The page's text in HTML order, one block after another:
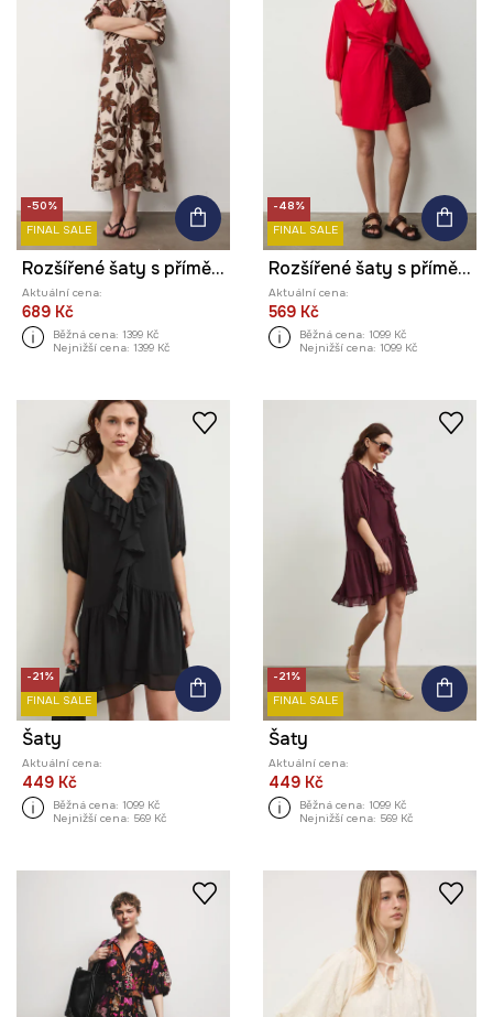
-50%
FINAL SALE
Rozšířené šaty s příměsí lnu
Aktuální cena:
689 Kč
Běžná cena: 1399 Kč
Nejnižší cena: 1399 Kč
-48%
FINAL SALE
Rozšířené šaty s příměsí lnu
Aktuální cena:
569 Kč
Běžná cena: 1099 Kč
Nejnižší cena: 1099 Kč
-21%
FINAL SALE
Šaty
Aktuální cena:
449 Kč
Běžná cena: 1099 Kč
Nejnižší cena: 569 Kč
-21%
FINAL SALE
Šaty
Aktuální cena:
449 Kč
Běžná cena: 1099 Kč
Nejnižší cena: 569 Kč